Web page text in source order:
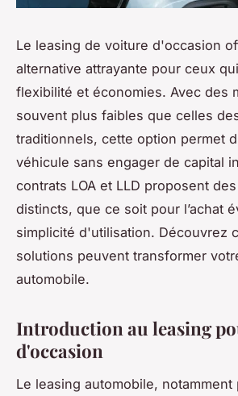
Le leasing de voiture d'occasion
alternative attrayante pour ceux
flexibilité et économies. Avec des
souvent plus faibles que celles
traditionnels, cette option permet
véhicule sans engager de capital
contrats LOA et LLD proposent
distincts, que ce soit pour l’achat
simplicité d'utilisation. Découvrez
solutions peuvent transformer
automobile.
Introduction au leasing
d'occasion
Le leasing automobile,